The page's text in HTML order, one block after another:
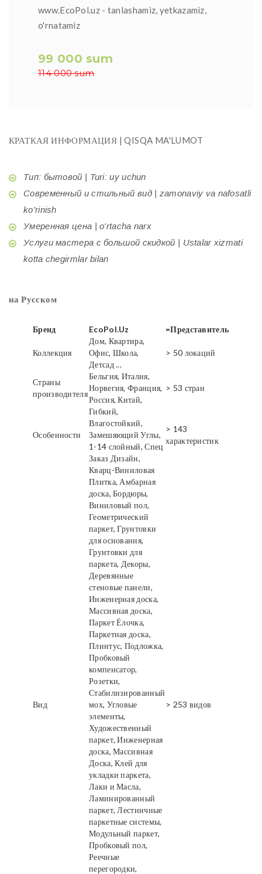
www.EcoPol.uz - tanlashamiz, yetkazamiz,
o'rnatamiz
99 000 sum
114 000 sum
КРАТКАЯ ИНФОРМАЦИЯ | QISQA MA'LUMOT
Тип: бытовой | Turi: uy uchun
Современный и стильный вид | zamonaviy va nafosatli
ko'rinish
Умеренная цена | o'rtacha narx
Услуги мастера с большой скидкой | Ustalar xizmati
kotta chegirmlar bilan
на Русском
Бренд EcoPol.Uz =Представитель
Коллекция
Дом, Квартира,
Офис, Школа,
Детсад ...
> 50 локаций
Страны
производителя
Бельгия, Италия,
Норвегия, Франция,
Россия, Китай,
> 53 стран
Особенности
Гибкий,
Влагостойкий,
Замешяющий Углы,
1-14 слойный, Спец
Заказ Дизайн,
> 143
характеристик
Вид
Кварц-Виниловая
Плитка, Амбарная
доска, Бордюры,
Виниловый пол,
Геометрический
паркет, Грунтовки
для основания,
Грунтовки для
паркета, Декоры,
Деревянные
стеновые панели,
Инженерная доска,
Массивная доска,
Паркет Ёлочка,
Паркетная доска,
Плинтус, Подложка,
Пробковый
компенсатор,
Розетки,
Стабилизированный
мох, Угловые
элементы,
Художественный
паркет, Инженерная
доска, Массивная
Доска, Клей для
укладки паркета,
Лаки и Масла,
Ламинированный
паркет, Лестничные
паркетные системы,
Модульный паркет,
Пробковый пол,
Реечные
перегородки,
> 253 видов